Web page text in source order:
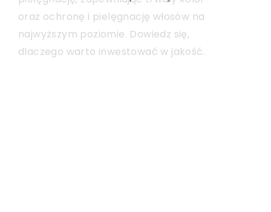
uwagę przy wyborze idealnej kreacji na
tę wyjątkową okazję.
oraz ochronę i pielęgnację włosów na
najwyższym poziomie. Dowiedz się,
dlaczego warto inwestować w jakość.